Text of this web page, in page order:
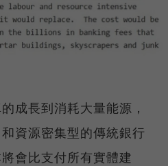
成長到消耗大量能源，
資源密集型的傳統銀行
會比支付所有實體建